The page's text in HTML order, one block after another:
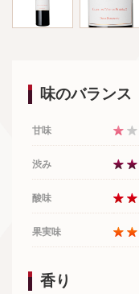
味のバランス
甘味
渋み
酸味
果実味
香り